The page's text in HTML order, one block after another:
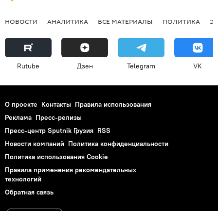
НОВОСТИ АНАЛИТИКА ВСЕ МАТЕРИАЛЫ ПОЛИТИКА
Rutube Дзен Telegram VK
О проекте Контакты Правила использования
Реклама Пресс-релизы
Пресс-центр Sputnik Грузия RSS
Новости компаний Политика конфиденциальности
Политика использования Cookie
Правила применения рекомендательных
технологий
Обратная связь